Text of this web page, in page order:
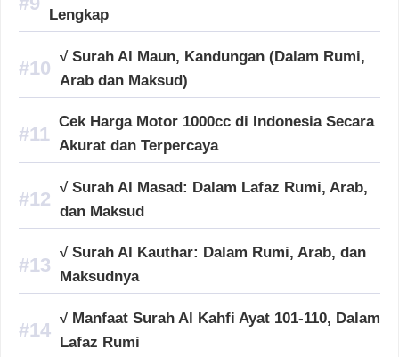
Lengkap
√ Surah Al Maun, Kandungan (Dalam Rumi,
Arab dan Maksud)
Cek Harga Motor 1000cc di Indonesia Secara
Akurat dan Terpercaya
√ Surah Al Masad: Dalam Lafaz Rumi, Arab,
dan Maksud
√ Surah Al Kauthar: Dalam Rumi, Arab, dan
Maksudnya
√ Manfaat Surah Al Kahfi Ayat 101-110, Dalam
Lafaz Rumi